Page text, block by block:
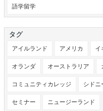
語学留学
タグ
アイルランド アメリカ イ
オランダ オーストラリア
コミュニティカレッジ シドニ
セミナー ニュージーランド